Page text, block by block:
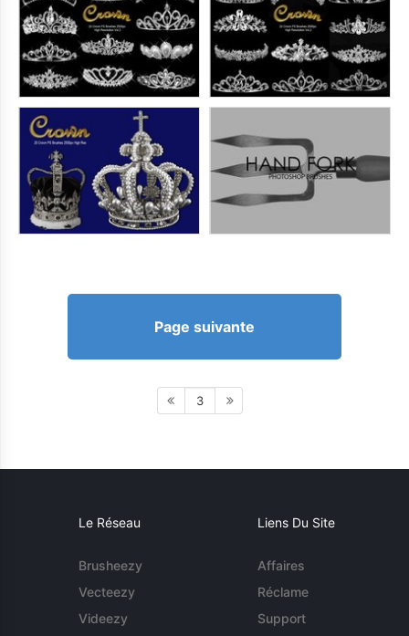
Page suivante
3
Le Réseau
Brusheezy
Vecteezy
Videezy
Liens Du Site
Affaires
Réclame
Support